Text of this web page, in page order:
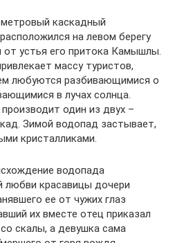
каскадный
на левом берегу
от устья его притока Камышлы.
массу туристов,
любуются разбивающимися о
в лучах солнца.
один из двух –
Зимой водопад застывает,
кристалликами.
водопада
любви красавицы дочери
ее от чужих глаз
их вместе отец приказал
скалы, а девушка сама